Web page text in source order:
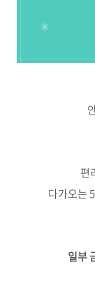
편
다가오는
일부